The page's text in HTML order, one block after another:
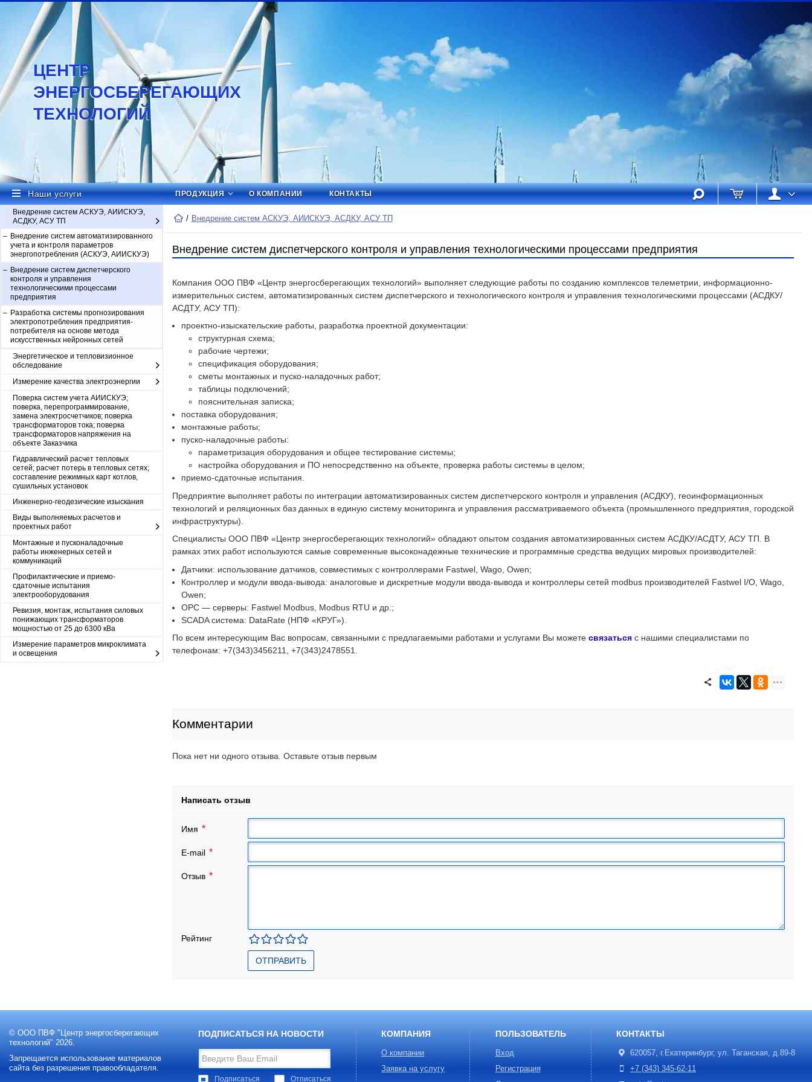
ЦЕНТР
ЭНЕРГОСБЕРЕГАЮЩИХ
ТЕХНОЛОГИЙ
Наши услуги
Внедрение систем автоматизированного
учета и контроля параметров
энергопотребления (АСКУЭ, АИИСКУЭ)
Внедрение систем диспетчерского
контроля и управления
технологическими процессами
предприятия
Разработка системы прогнозирования
электропотребления предприятия-
потребителя на основе метода
искусственных нейронных сетей
ПРОДУКЦИЯ О КОМПАНИИ КОНТАКТЫ
Внедрение систем АСКУЭ, АИИСКУЭ,
АСДКУ, АСУ ТП
Внедрение систем автоматизированного
учета и контроля параметров
энергопотребления (АСКУЭ, АИИСКУЭ)
Внедрение систем диспетчерского
контроля и управления
технологическими процессами
предприятия
Разработка системы прогнозирования
электропотребления предприятия-
потребителя на основе метода
искусственных нейронных сетей
Энергетическое и тепловизионное
обследование
Измерение качества электроэнергии
Поверка систем учета АИИСКУЭ;
поверка, перепрограммирование,
замена электросчетчиков; поверка
трансформаторов тока; поверка
трансформаторов напряжения на
объекте Заказчика
Гидравлический расчет тепловых
сетей; расчет потерь в тепловых сетях;
составление режимных карт котлов,
сушильных установок
Инженерно-геодезические изыскания
Виды выполняемых расчетов и
проектных работ
Монтажные и пусконаладочные
работы инженерных сетей и
коммуникаций
Профилактические и приемо-
сдаточные испытания
электрооборудования
Ревизия, монтаж, испытания силовых
понижающих трансформаторов
мощностью от 25 до 6300 кВа
Измерение параметров микроклимата
и освещения
Внедрение систем АСКУЭ, АИИСКУЭ, АСДКУ, АСУ ТП
Внедрение систем диспетчерского контроля и управления технологическими процессами предприятия
Компания ООО ПВФ «Центр энергосберегающих технологий» выполняет следующие работы по созданию комплексов телеметрии, информационно-
измерительных систем, автоматизированных систем диспетчерского и технологического контроля и управления технологическими процессами (АСДКУ/
АСДТУ, АСУ ТП):
проектно-изыскательские работы, разработка проектной документации:
структурная схема;
рабочие чертежи;
спецификация оборудования;
сметы монтажных и пуско-наладочных работ;
таблицы подключений;
пояснительная записка;
поставка оборудования;
монтажные работы;
пуско-наладочные работы:
параметризация оборудования и общее тестирование системы;
настройка оборудования и ПО непосредственно на объекте, проверка работы системы в целом;
приемо-сдаточные испытания.
Предприятие выполняет работы по интеграции автоматизированных систем диспетчерского контроля и управления (АСДКУ), геоинформационных
технологий и реляционных баз данных в единую систему мониторинга и управления рассматриваемого объекта (промышленного предприятия, городской
инфраструктуры).
Специалисты ООО ПВФ «Центр энергосберегающих технологий» обладают опытом создания автоматизированных систем АСДКУ/АСДТУ, АСУ ТП. В
рамках этих работ используются самые современные высоконадежные технические и программные средства ведущих мировых производителей:
Датчики: использование датчиков, совместимых с контроллерами Fastwel, Wago, Owen;
Контроллер и модули ввода-вывода: аналоговые и дискретные модули ввода-вывода и контроллеры сетей modbus производителей Fastwel I/O, Wago,
Owen;
ОРС — серверы: Fastwel Modbus, Modbus RTU и др.;
SCADA система: DataRate (НПФ «КРУГ»).
По всем интересующим Вас вопросам, связанными с предлагаемыми работами и услугами Вы можете связаться с нашими специалистами по
телефонам: +7(343)3456211, +7(343)2478551.
Комментарии
Пока нет ни одного отзыва. Оставьте отзыв первым
Написать отзыв
Имя
E-mail
Отзыв
Рейтинг
ОТПРАВИТЬ
© ООО ПВФ "Центр энергосберегающих
технологий" 2026.
Запрещается использование материалов
сайта без разрешения правообладателя.
ПОДПИСАТЬСЯ НА НОВОСТИ
Подписаться Отписаться
КОМПАНИЯ
О компании
Заявка на услугу
ПОЛЬЗОВАТЕЛЬ
Вход
Регистрация
КОНТАКТЫ
620057, г.Екатеринбург, ул. Таганская, д.89-8
+7 (343) 345-62-11